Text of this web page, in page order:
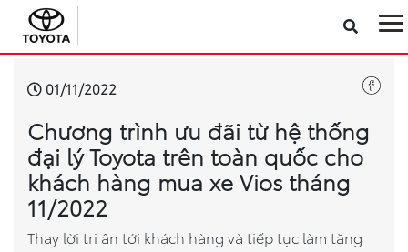
Sản phẩm
Công nghệ
Dịch vụ
Điện hóa
01/11/2022
Chương trình ưu đãi từ hệ thống
đại lý Toyota trên toàn quốc cho
khách hàng mua xe Vios tháng
11/2022
Thay lời tri ân tới khách hàng và tiếp tục làm tăng